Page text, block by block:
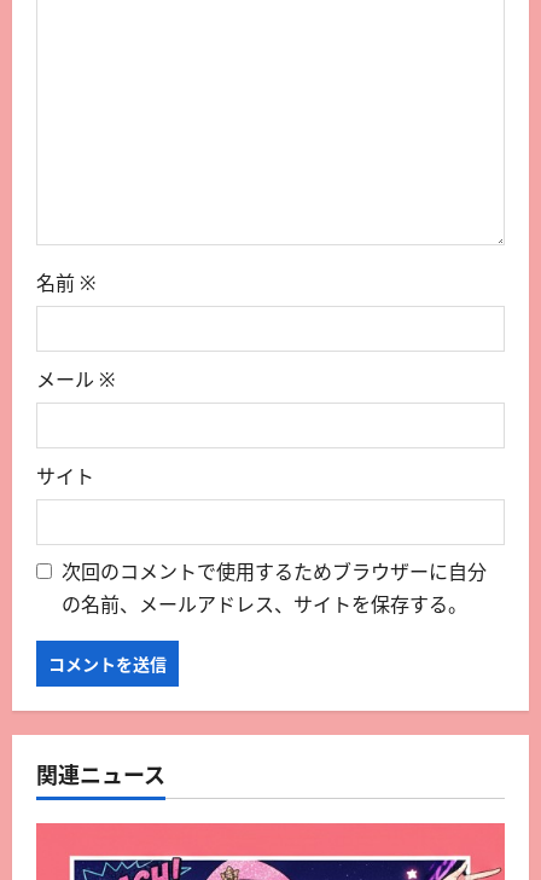
名前 ※
メール ※
サイト
次回のコメントで使用するためブラウザーに自分
の名前、メールアドレス、サイトを保存する。
関連ニュース